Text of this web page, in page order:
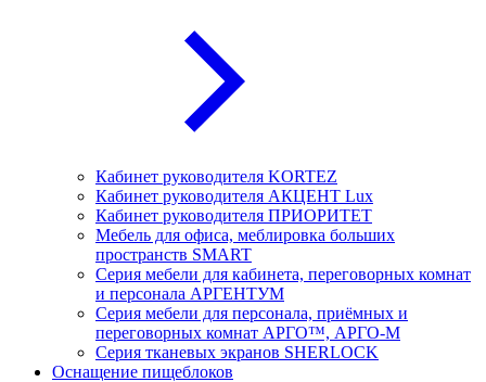
Кабинет руководителя KORTEZ
Кабинет руководителя АКЦЕНТ Lux
Кабинет руководителя ПРИОРИТЕТ
Мебель для офиса, меблировка больших
пространств SMART
Серия мебели для кабинета, переговорных комнат
и персонала АРГЕНТУМ
Серия мебели для персонала, приёмных и
переговорных комнат АРГО™, АРГО-М
Серия тканевых экранов SHERLOCK
Оснащение пищеблоков